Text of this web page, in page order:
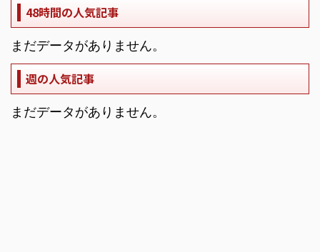
48時間の人気記事
まだデータがありません。
週の人気記事
まだデータがありません。